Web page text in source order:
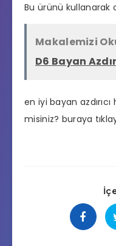
Bu ürünü kullanarak
Makalemizi
D6 Bayan
en iyi bayan azdırıcı
misiniz? buraya